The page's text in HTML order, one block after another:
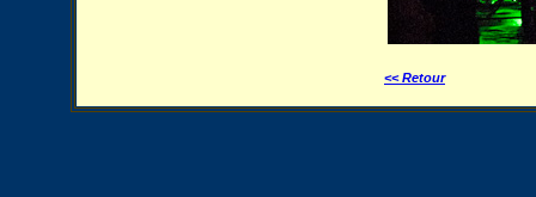
<< Retour